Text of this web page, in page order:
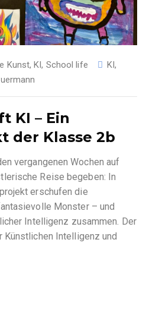
Kunst,KI, School life KI,
KI – Ein
der Klasse 2b
vergangenen Wochen auf
Reise begeben: In
erschufen die
Monster – und
Intelligenz zusammen. Der
Künstlichen Intelligenz und